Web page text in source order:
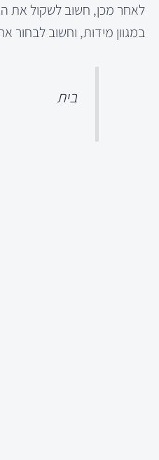
לאחר מכן, חשוב לשקול את
במגוון מידות, וחשוב
בית